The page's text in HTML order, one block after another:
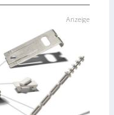
Anzeige